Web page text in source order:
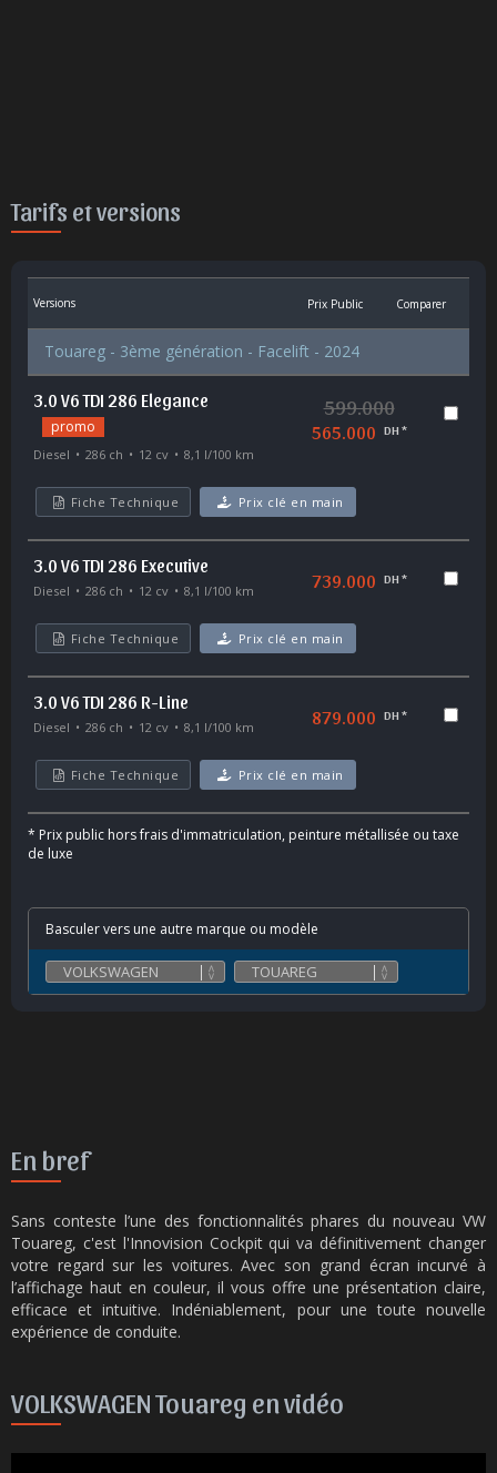
Tarifs et versions
Versions Prix Public Comparer
Touareg - 3ème génération - Facelift - 2024
3.0 V6 TDI 286 Elegance
promo
Diesel 286 ch 12 cv 8,1 l/100 km
599.000
565.000 DH *
Fiche Technique Prix clé en main
3.0 V6 TDI 286 Executive
Diesel 286 ch 12 cv 8,1 l/100 km 739.000 DH *
Fiche Technique Prix clé en main
3.0 V6 TDI 286 R-Line
Diesel 286 ch 12 cv 8,1 l/100 km 879.000 DH *
Fiche Technique Prix clé en main
* Prix public hors frais d'immatriculation, peinture métallisée ou taxe
de luxe
Basculer vers une autre marque ou modèle
En bref
Sans conteste l’une des fonctionnalités phares du nouveau VW
Touareg, c'est l'Innovision Cockpit qui va définitivement changer
votre regard sur les voitures. Avec son grand écran incurvé à
l’affichage haut en couleur, il vous offre une présentation claire,
efficace et intuitive. Indéniablement, pour une toute nouvelle
expérience de conduite.
VOLKSWAGEN Touareg en vidéo